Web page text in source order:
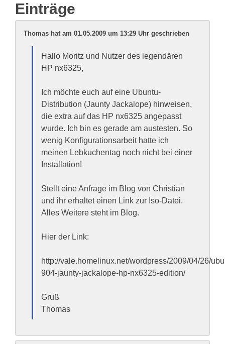
Einträge
Thomas hat am 01.05.2009 um 13:29 Uhr geschrieben
Hallo Moritz und Nutzer des legendären
HP nx6325,
Ich möchte euch auf eine Ubuntu-
Distribution (Jaunty Jackalope) hinweisen,
die extra auf das HP nx6325 angepasst
wurde. Ich bin es gerade am austesten. So
wenig Konfigurationsarbeit hatte ich
meinen Lebkuchentag noch nicht bei einer
Installation!
Stellt eine Anfrage im Blog von Christian
und ihr erhaltet einen Link zur Iso-Datei.
Alles Weitere steht im Blog.
Hier der Link:
http://vale.homelinux.net/wordpress/2009/04/26/
904-jaunty-jackalope-hp-nx6325-edition/
Gruß
Thomas